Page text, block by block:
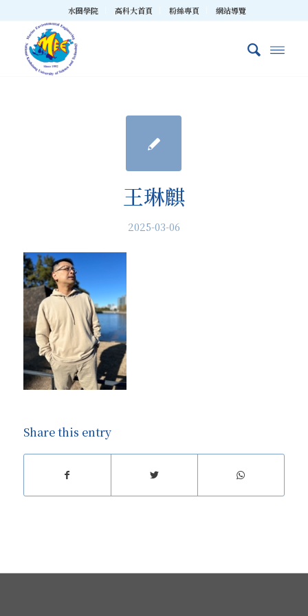
水圈學院 高科大首頁 粉絲專頁 網站導覽
王琳麒
2025-03-06
Share this entry